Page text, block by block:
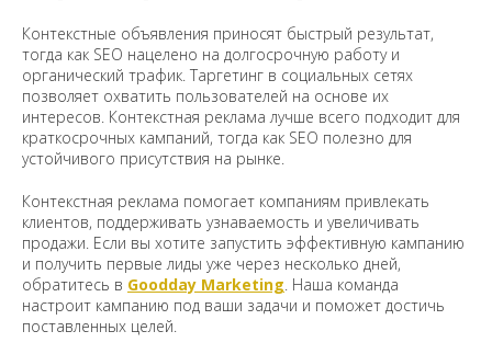
Контекстные объявления приносят быстрый результат,
тогда как SEO нацелено на долгосрочную работу и
органический трафик. Таргетинг в социальных сетях
позволяет охватить пользователей на основе их
интересов. Контекстная реклама лучше всего подходит для
краткосрочных кампаний, тогда как SEO полезно для
устойчивого присутствия на рынке.
Контекстная реклама помогает компаниям привлекать
клиентов, поддерживать узнаваемость и увеличивать
продажи. Если вы хотите запустить эффективную кампанию
и получить первые лиды уже через несколько дней,
обратитесь в Goodday Marketing. Наша команда
настроит кампанию под ваши задачи и поможет достичь
поставленных целей.